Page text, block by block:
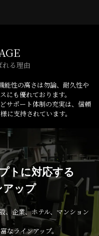
れる理由
能性の高さは勿論、耐久性や
にも優れております。
サポート体制の充実は、信頼
に支持されています。
トに対応する
アップ
、企業、ホテル、マンション
なラインアップ。